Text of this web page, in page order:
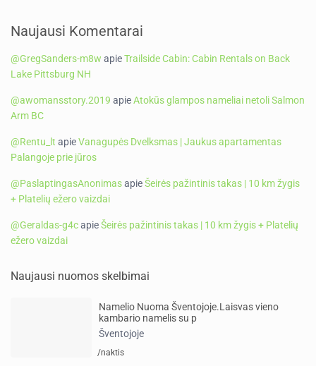
Naujausi Komentarai
@GregSanders-m8w apieTrailside Cabin: Cabin Rentals on Back
Lake Pittsburg NH
@awomansstory.2019 apieAtokūs glampos nameliai netoli Salmon
Arm BC
@Rentu_lt apieVanagupės Dvelksmas | Jaukus apartamentas
Palangoje prie jūros
@PaslaptingasAnonimasapieŠeirės pažintinis takas | 10 km žygis
+ Platelių ežero vaizdai
@Geraldas-g4capieŠeirės pažintinis takas | 10 km žygis + Platelių
ežero vaizdai
Naujausi nuomos skelbimai
Namelio Nuoma Šventojoje.Laisvas vieno
kambario namelis su p
Šventojoje
/naktis